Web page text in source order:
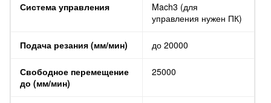
Система управления
Mach3 (для
управления нужен ПК)
Подача резания (мм/мин) до 20000
Свободное перемещение
до (мм/мин)
25000